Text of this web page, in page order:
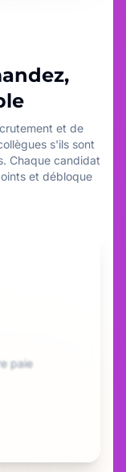
et de
s'ils sont
Chaque candidat
et débloque
paie